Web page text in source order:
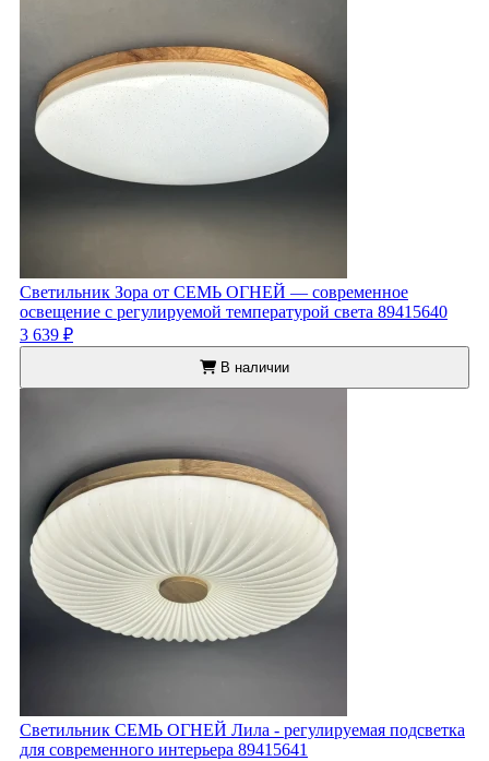
Светильник Зора от СЕМЬ ОГНЕЙ — современное
освещение с регулируемой температурой света 89415640
3 639 ₽
В наличии
Светильник СЕМЬ ОГНЕЙ Лила - регулируемая подсветка
для современного интерьера 89415641